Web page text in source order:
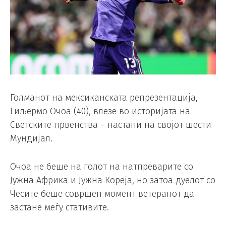
Голманот на мексиканската репрезентација,
Гиљермо Очоа (40), влезе во историјата на
Светските првенства – настапи на својот шести
Мундијал.
Очоа не беше на голот на натпреварите со
Јужна Африка и Јужна Кореја, но затоа дуелот со
Чесите беше совршен момент ветеранот да
застане меѓу стативите.